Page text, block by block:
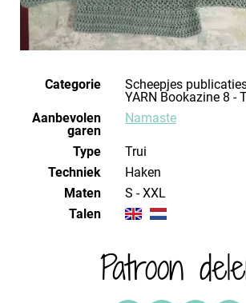
Categorie
Scheepjes publicaties, Vrouwen,
YARN Bookazine 8 -
Aanbevolen
garen
Namaste
Type
Trui
Techniek
haken
Maten
S - XXL
Talen
Patroon